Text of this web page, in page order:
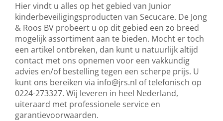
Hier vindt u alles op het gebied van Junior
kinderbeveiligingsproducten van Secucare. De Jong
& Roos BV probeert u op dit gebied een zo breed
mogelijk assortiment aan te bieden. Mocht er toch
een artikel ontbreken, dan kunt u natuurlijk altijd
contact met ons opnemen voor een vakkundig
advies en/of bestelling tegen een scherpe prijs. U
kunt ons bereiken via info@jrs.nl of telefonisch op
0224-273327. Wij leveren in heel Nederland,
uiteraard met professionele service en
garantievoorwaarden.